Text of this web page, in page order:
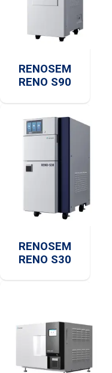
RENOSEM
RENO S90
RENOSEM
RENO S30